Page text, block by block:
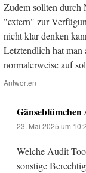
Zudem sollten durch
"extern" zur
nicht klar denken
Letztendlich hat
normalerweise auf
Antworten
Gänseblümchen
23. Mai 2025 um
Welche Audit-
sonstige